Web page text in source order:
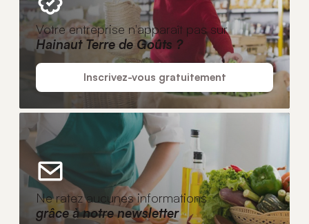
Votre entreprise n'apparaît pas sur
Hainaut Terre de Goûts ?
Inscrivez-vous gratuitement
Ne ratez aucunes informations
grâce à notre newsletter